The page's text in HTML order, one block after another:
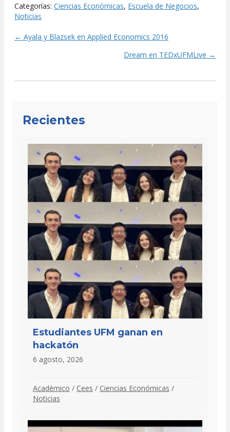
Categorías: Ciencias Económicas, Escuela de Negocios,
Noticias
Posts
← Ayala y Blazsek en Applied Economics 2016
Dream en TEDxUFMLive →
Recientes
Estudiantes UFM ganan en
hackatón
6 agosto, 2026
Académico / Cees / Ciencias Económicas /
Noticias